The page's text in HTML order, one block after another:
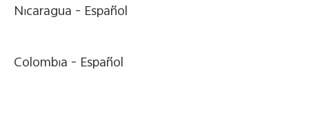
Nicaragua - Español
Colombia - Español